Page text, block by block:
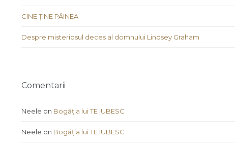
CINE ȚINE PÂINEA
Despre misteriosul deces al domnului Lindsey Graham
Comentarii
Neele on Bogăția lui TE IUBESC
Neele on Bogăția lui TE IUBESC